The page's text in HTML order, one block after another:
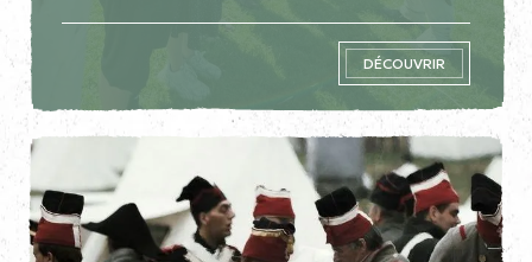
DÉCOUVRIR